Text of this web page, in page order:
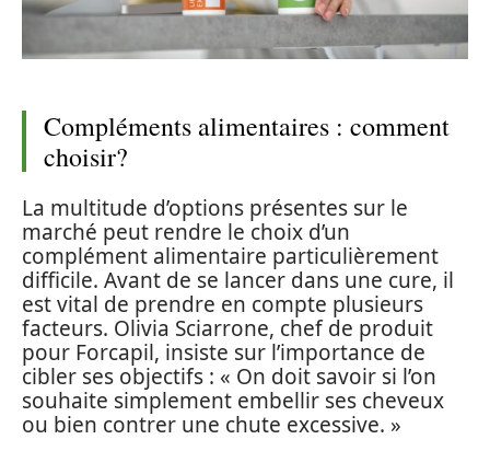
Compléments alimentaires : comment
choisir?
La multitude d’options présentes sur le
marché peut rendre le choix d’un
complément alimentaire particulièrement
difficile. Avant de se lancer dans une cure, il
est vital de prendre en compte plusieurs
facteurs. Olivia Sciarrone, chef de produit
pour Forcapil, insiste sur l’importance de
cibler ses objectifs : « On doit savoir si l’on
souhaite simplement embellir ses cheveux
ou bien contrer une chute excessive. »